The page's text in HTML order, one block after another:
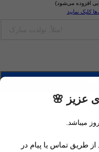
کلیک نمایید
مندی
عزیز 🌸
میباشد.
طریق تماس یا پیام در